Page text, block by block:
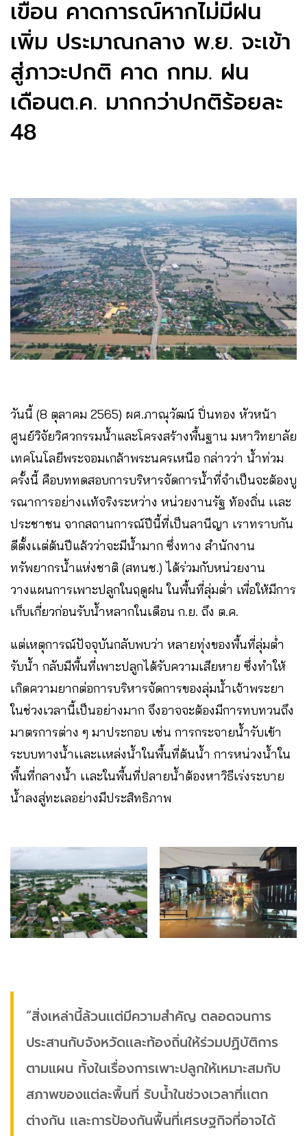
เขื่อน คาดการณ์หากไม่มีฝน
เพิ่ม ประมาณกลาง​ พ.ย. ​จะเข้า
สู่ภาวะปกติ คาด กทม. ฝน
เดือนต.ค. มากกว่าปกติร้อยละ
48
วันนี้ (8 ตุลาคม 2565) ผศ.ภาณุวัฒน์ ปิ่นทอง หัวหน้า
ศูนย์วิจัยวิศวกรรมน้ำและโครงสร้างพื้นฐาน มหาวิทยาลัย
เทคโนโลยีพระจอมเกล้าพระนครเหนือ กล่าวว่า น้ำท่วม
ครั้งนี้ คือบททดสอบการบริหารจัดการน้ำที่จำเป็นจะต้องบู
รณาการอย่างเเท้จริงระหว่าง หน่วยงานรัฐ ท้องถิ่น เเละ
ประชาชน จากสถานการณ์ปีนี้ที่เป็นลานีญา ​เราทราบกัน
ดีตั้งเเต่ต้นปีแล้วว่าจะมีน้ำมาก ซึ่งทาง สำนักงาน
ทรัพยากรน้ำแห่งชาติ (สทนช.) ได้ร่วมกับหน่วยงาน
วางแผนการเพาะปลูกในฤดูฝน ในพื้นที่ลุ่มต่ำ เพื่อให้มีการ
เก็บเกี่ยวก่อนรับน้ำหลากในเดือน ก.ย. ถึง ต.ค.
แต่เหตุการณ์ปัจจุบันกลับพบว่า หลายทุ่งของพื้นที่ลุ่มต่ำ
รับน้ำ กลับมีพื้นที่เพาะปลูกได้รับความเสียหาย ซึ่งทำให้
เกิดความยากต่อการบริหารจัดการของลุ่มน้ำเจ้าพระยา
ในช่วงเวลานี้เป็นอย่างมาก จึงอาจจะต้องมีการทบทวนถึง
มาตรการต่าง ๆ มาประกอบ เช่น การกระจายน้ำรับเข้า
ระบบทางน้ำเเละเเหล่งน้ำในพื้นที่ต้นน้ำ การหน่วงน้ำใน
พื้นที่กลางน้ำ เเละในพื้นที่ปลายน้ำต้องหาวิธีเร่งระบาย
น้ำลงสู่ทะเลอย่างมีประสิทธิภาพ
“สิ่งเหล่านี้ล้วนเเต่มีความสำคัญ ตลอดจนการ
ประสานกับจังหวัดเเละท้องถิ่นให้ร่วมปฏิบัติการ
ตามแผน ทั้งในเรื่องการเพาะปลูกให้เหมาะสมกับ
สภาพของแต่ละพื้นที่ รับน้ำในช่วงเวลาที่เเตก
ต่างกัน เเละการป้องกันพื้นที่เศรษฐกิจที่อาจได้